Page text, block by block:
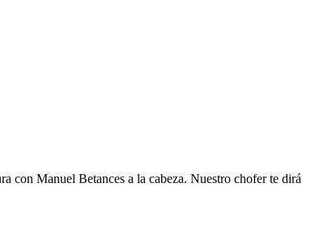
con Manuel Betances a la cabeza. Nuestro chofer te dirá